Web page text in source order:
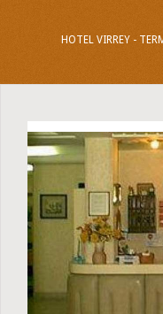
HOTEL VIRREY -